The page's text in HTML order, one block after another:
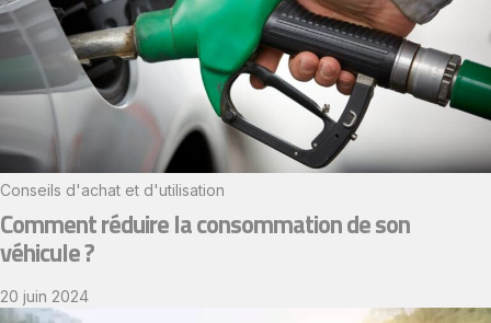
Conseils d'achat et d'utilisation​
Comment réduire la consommation de son
véhicule ?
20 juin 2024